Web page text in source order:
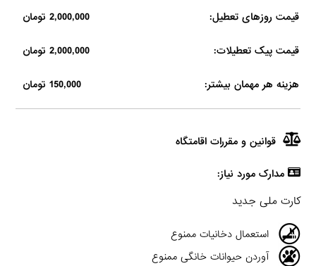
قیمت روزهای تعطیل: 2,000,000 تومان
قیمت پیک تعطیلات: 2,000,000 تومان
هزینه هر مهمان بیشتر: 150,000 تومان
قوانین و مقررات اقامتگاه
مدارک مورد نیاز:
کارت ملی جدید
استعمال دخانیات ممنوع
آوردن حیوانات خانگی ممنوع